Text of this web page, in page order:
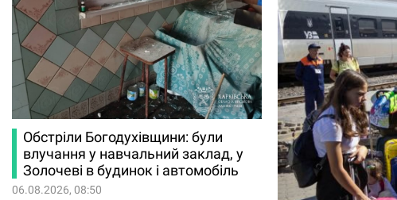
Обстріли Богодухівщини: були
влучання у навчальний заклад, у
Золочеві в будинок і автомобіль
06.08.2026, 08:50